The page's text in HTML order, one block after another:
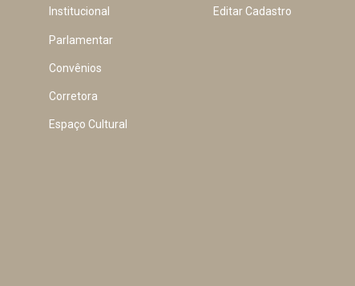
Institucional
Parlamentar
Convênios
Corretora
Espaço Cultural
Editar Cadastro